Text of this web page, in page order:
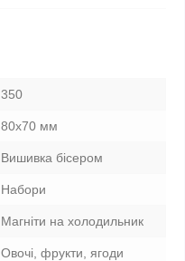
350
80х70 мм
Вишивка бісером
Набори
Магніти на холодильник
Овочі, фрукти, ягоди